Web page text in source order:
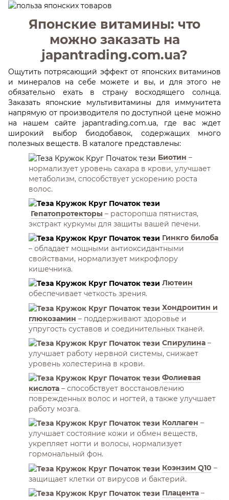
Японские витамины: что
можно заказать на
japantrading.com.ua?
Ощутить потрясающий эффект от японских витаминов
и минералов на себе можете и вы, и для этого не
обязательно ехать в страну восходящего солнца.
Заказать японские мультивитамины для иммунитета
напрямую от производителя по доступной цене можно
на нашем сайте japantrading.com.ua, где вас ждет
широкий выбор биодобавок, содержащих много
полезных веществ. В каталоге представлены:
Биотин –
нормализует уровень сахара в крови, улучшает
метаболизм, способствует ускорению роста
волос.
Гепатопротекторы – расторопша пятнистая,
экстракт куркумы для защиты вашей печени.
Гинкго билоба
– обладает мощными антиоксидантными
свойствами, нормализует микрофлору
кишечника.
Лютеин
обеспечивает четкость зрения.
Хондроитин и
глюкозамин – поддерживают здоровье и
упругость суставов и соединительных тканей.
Спирулина –
улучшает работу нервной системы, снижает
уровень холестерина в крови.
Фолиевая
кислота – способствует восстановлению
поврежденных волос и ногтей, а также улучшает
работу мозга.
Коллаген –
улучшает состояние кожи и обмен веществ,
укрепляет ногти и волосы, нормализует
гормональный фон.
Коэнзим Q10 –
защищает клетки от вирусов и бактерий.
Плацента –